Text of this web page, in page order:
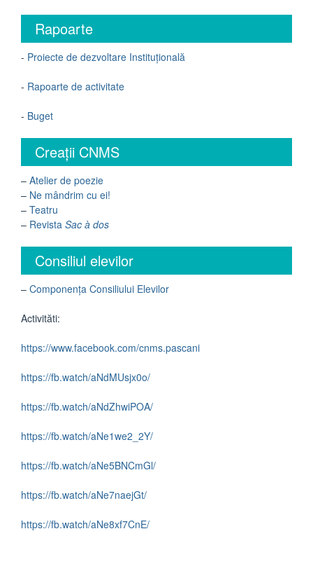
Rapoarte
- Proiecte de dezvoltare Instituțională
- Rapoarte de activitate
- Buget
Creații CNMS
– Atelier de poezie
– Ne mândrim cu ei!
– Teatru
– Revista Sac à dos
Consiliul elevilor
– Componența Consiliului Elevilor
Activităti:
https://www.facebook.com/cnms.pascani
https://fb.watch/aNdMUsjx0o/
https://fb.watch/aNdZhwiPOA/
https://fb.watch/aNe1we2_2Y/
https://fb.watch/aNe5BNCmGl/
https://fb.watch/aNe7naejGt/
https://fb.watch/aNe8xf7CnE/